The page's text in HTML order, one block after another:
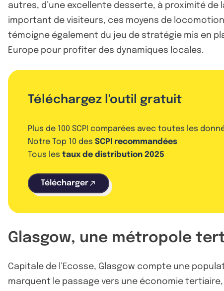
autres, d’une excellente desserte, à proximité
important de visiteurs, ces moyens de
témoigne également du jeu de stratégie mis en
Europe pour profiter des dynamiques locales.
Téléchargez l'outil gratuit
Plus de 100 SCPI comparées avec toutes les
Notre Top 10 des SCPI recommandées
Tous les taux de distribution 2025
Télécharger
Glasgow, une métropole
Capitale de l’Ecosse, Glasgow compte une
marquent le passage vers une économie